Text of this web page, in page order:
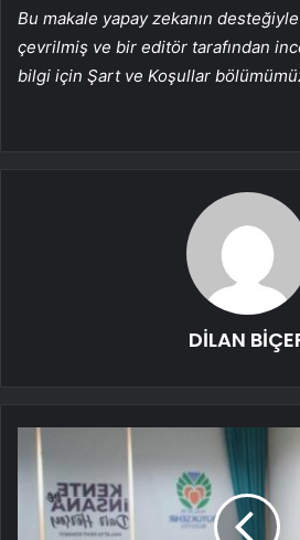
Bu makale yapay zekanın
çevrilmiş ve bir editör tarafından
bilgi için Şart ve Koşullar
DİLAN